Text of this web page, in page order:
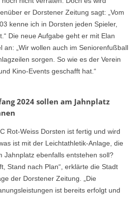
er Dorstener Zeitung sagt: „Vom
kenne ich in Dorsten jeden Spieler,
Die neue Aufgabe geht er mit Elan
an: „Wir wollen auch im Seniorenfußball
sorgen. So wie es der Verein
Kino-Events geschafft hat.“
2024 sollen am Jahnplatz
Rot-Weiss Dorsten ist fertig und wird
ist mit der Leichtathletik-Anlage, die
Jahnplatz ebenfalls entstehen soll?
Stand nach Plan“, erklärte die Stadt
der Dorstener Zeitung. „Die
ist bereits erfolgt und